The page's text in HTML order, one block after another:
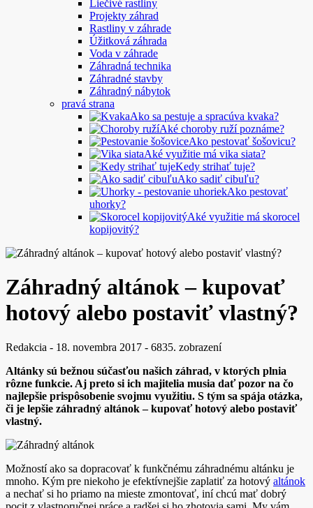
Liečivé rastliny
Projekty záhrad
Rastliny v záhrade
Úžitková záhrada
Voda v záhrade
Záhradná technika
Záhradné stavby
Záhradný nábytok
pravá strana
Ako sa pestuje a spracúva kvaka?
Aké choroby ruží poznáme?
Ako pestovať šošovicu?
Aké využitie má vika siata?
Kedy strihať tuje?
Ako sadiť cibuľu?
Ako pestovať
uhorky?
Aké využitie má skorocel
kopijovitý?
Záhradný altánok – kupovať
hotový alebo postaviť vlastný?
Redakcia - 18. novembra 2017 - 6835. zobrazení
Altánky sú bežnou súčasťou našich záhrad, v ktorých plnia
rôzne funkcie. Aj preto si ich majitelia musia dať pozor na čo
najlepšie prispôsobenie svojmu využitiu. S tým sa spája otázka,
či je lepšie záhradný altánok – kupovať hotový alebo postaviť
vlastný.
Možností ako sa dopracovať k funkčnému záhradnému altánku je
mnoho. Kým pre niekoho je efektívnejšie zaplatiť za hotový altánok
a nechať si ho priamo na mieste zmontovať, iní chcú mať dobrý